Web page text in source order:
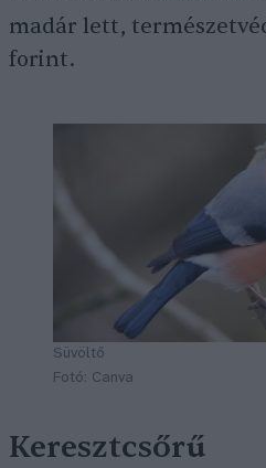
madár lett,
forint.
Süvöltő
Fotó: Canva
Keresztcsőrű